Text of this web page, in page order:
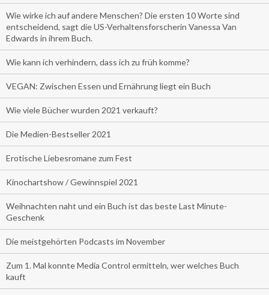
Wie wirke ich auf andere Menschen? Die ersten 10 Worte sind
entscheidend, sagt die US-Verhaltensforscherin Vanessa Van
Edwards in ihrem Buch.
Wie kann ich verhindern, dass ich zu früh komme?
VEGAN: Zwischen Essen und Ernährung liegt ein Buch
Wie viele Bücher wurden 2021 verkauft?
Die Medien-Bestseller 2021
Erotische Liebesromane zum Fest
Kinochartshow / Gewinnspiel 2021
Weihnachten naht und ein Buch ist das beste Last Minute-
Geschenk
Die meistgehörten Podcasts im November
Zum 1. Mal konnte Media Control ermitteln, wer welches Buch
kauft